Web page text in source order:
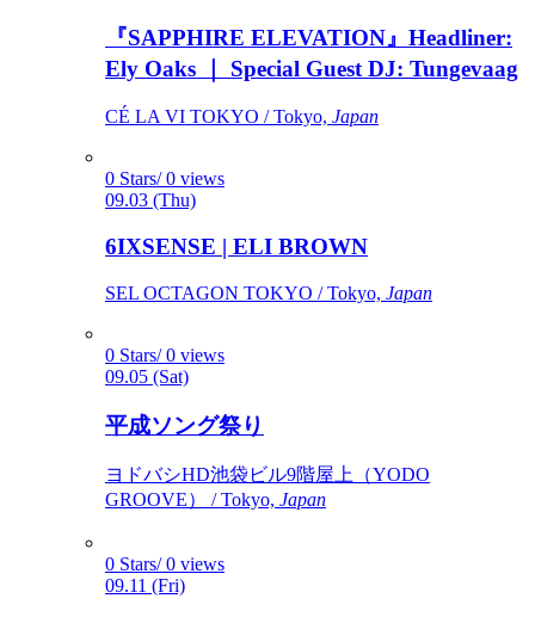
『SAPPHIRE ELEVATION』Headliner:
Ely Oaks ｜ Special Guest DJ: Tungevaag
CÉ LA VI TOKYO / Tokyo, Japan
0 Stars/ 0 views
09.03 (Thu)
6IXSENSE | ELI BROWN
SEL OCTAGON TOKYO / Tokyo, Japan
0 Stars/ 0 views
09.05 (Sat)
平成ソング祭り
ヨドバシHD池袋ビル9階屋上（YODO
GROOVE） / Tokyo, Japan
0 Stars/ 0 views
09.11 (Fri)